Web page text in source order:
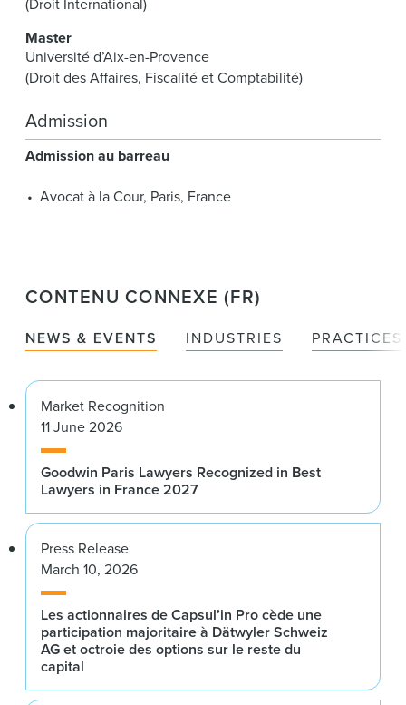
(Droit International)
Master
Université d’Aix-en-Provence
(Droit des Affaires, Fiscalité et Comptabilité)
Admission
Admission au barreau
Avocat à la Cour, Paris, France
CONTENU CONNEXE (FR)
NEWS & EVENTS INDUSTRIES PRACTICES
Market Recognition
11 June 2026
Goodwin Paris Lawyers Recognized in Best
Lawyers in France 2027
Press Release
March 10, 2026
Les actionnaires de Capsul’in Pro cède une
participation majoritaire à Dätwyler Schweiz
AG et octroie des options sur le reste du
capital